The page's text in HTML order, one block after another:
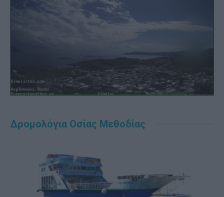
Δρομολόγια Οσίας Μεθοδίας